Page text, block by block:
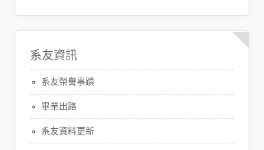
系友資訊
系友榮譽事蹟
畢業出路
系友資料更新